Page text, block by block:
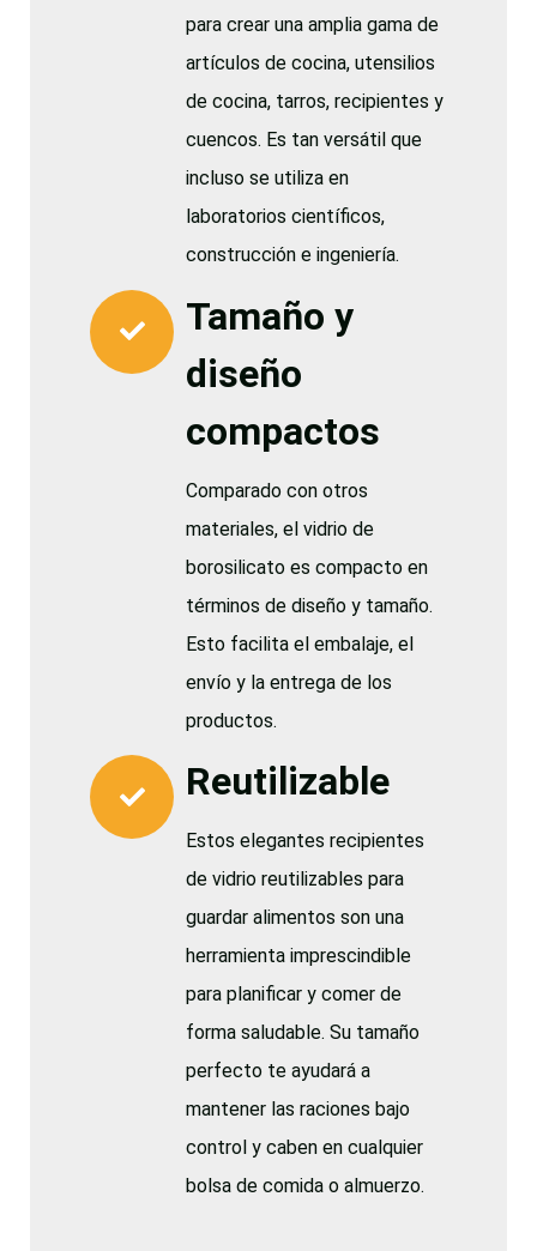
para crear una amplia gama de
artículos de cocina, utensilios
de cocina, tarros, recipientes y
cuencos. Es tan versátil que
incluso se utiliza en
laboratorios científicos,
construcción e ingeniería.
Tamaño y
diseño
compactos
Comparado con otros
materiales, el vidrio de
borosilicato es compacto en
términos de diseño y tamaño.
Esto facilita el embalaje, el
envío y la entrega de los
productos.
Reutilizable
Estos elegantes recipientes
de vidrio reutilizables para
guardar alimentos son una
herramienta imprescindible
para planificar y comer de
forma saludable. Su tamaño
perfecto te ayudará a
mantener las raciones bajo
control y caben en cualquier
bolsa de comida o almuerzo.